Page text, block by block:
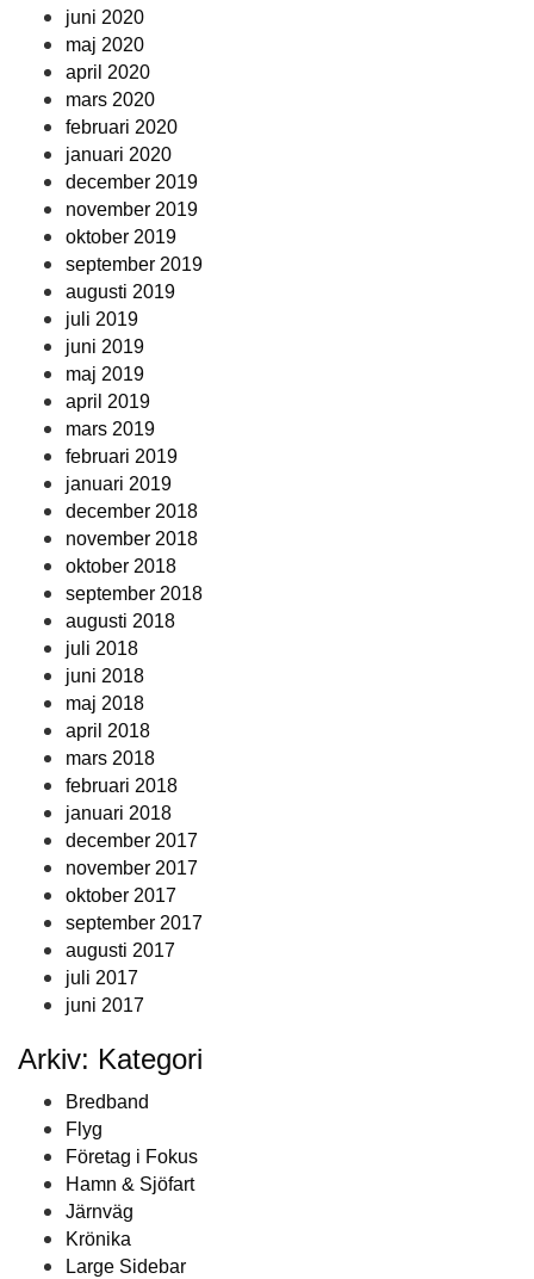
juni 2020
maj 2020
april 2020
mars 2020
februari 2020
januari 2020
december 2019
november 2019
oktober 2019
september 2019
augusti 2019
juli 2019
juni 2019
maj 2019
april 2019
mars 2019
februari 2019
januari 2019
december 2018
november 2018
oktober 2018
september 2018
augusti 2018
juli 2018
juni 2018
maj 2018
april 2018
mars 2018
februari 2018
januari 2018
december 2017
november 2017
oktober 2017
september 2017
augusti 2017
juli 2017
juni 2017
Arkiv: Kategori
Bredband
Flyg
Företag i Fokus
Hamn & Sjöfart
Järnväg
Krönika
Large Sidebar